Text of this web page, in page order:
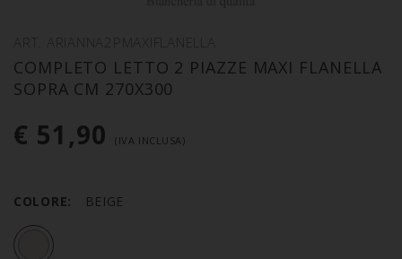
COMPLETO LETTO 2 PIAZZE MAXI FLANELLA
SOPRA CM 270X300
€ 51,90 (IVA INCLUSA)
COLORE: BEIGE